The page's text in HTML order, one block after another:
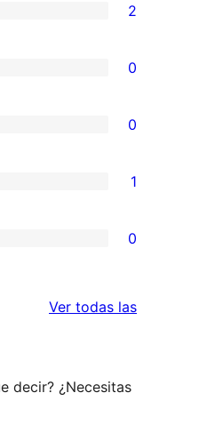
2
0
0
1
0
Ver todas lasreseñas
decir? ¿Necesitas